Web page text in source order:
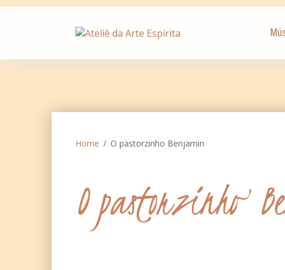
Skip
Home O pastorzinho Benjamin
O pastorzinho